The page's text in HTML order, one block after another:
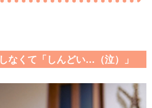
なくて「しんどい…（泣）」